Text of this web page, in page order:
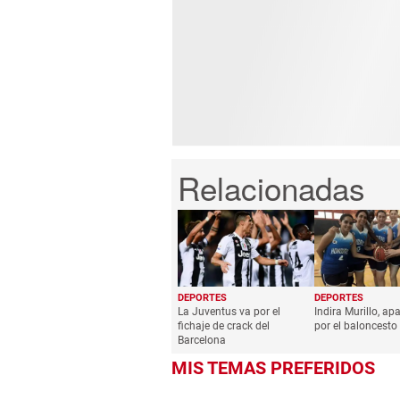
DEPORTES
La Juventus va por el
fichaje de crack del
Barcelona
DEPORTES
Indira Murillo,
por el baloncesto
MIS TEMAS PREFERIDOS